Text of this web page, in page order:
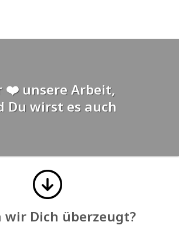
❤️ unsere Arbeit,
Du wirst es auch
wir Dich überzeugt?